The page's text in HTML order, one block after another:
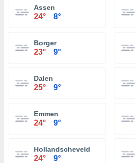
Assen
24° 8°
Borger
23° 9°
Dalen
25° 9°
Emmen
24° 9°
Hollandscheveld
24° 9°